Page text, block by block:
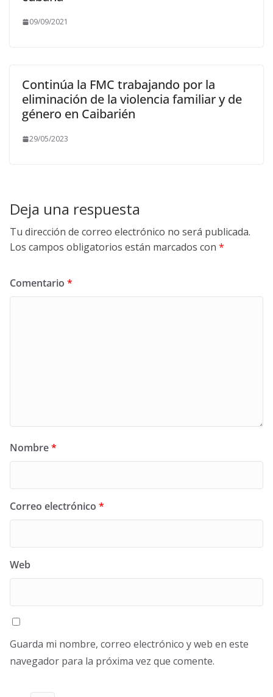
09/09/2021
Continúa la FMC trabajando por la
eliminación de la violencia familiar y de
género en Caibarién
29/05/2023
Deja una respuesta
Tu dirección de correo electrónico no será publicada.
Los campos obligatorios están marcados con *
Comentario *
Nombre*
Correo electrónico *
Web
Guarda mi nombre, correo electrónico y web en este
navegador para la próxima vez que comente.